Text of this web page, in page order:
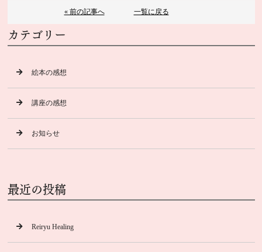
« 前の記事へ 一覧に戻る
カテゴリー
絵本の感想
講座の感想
お知らせ
最近の投稿
Reiryu Healing